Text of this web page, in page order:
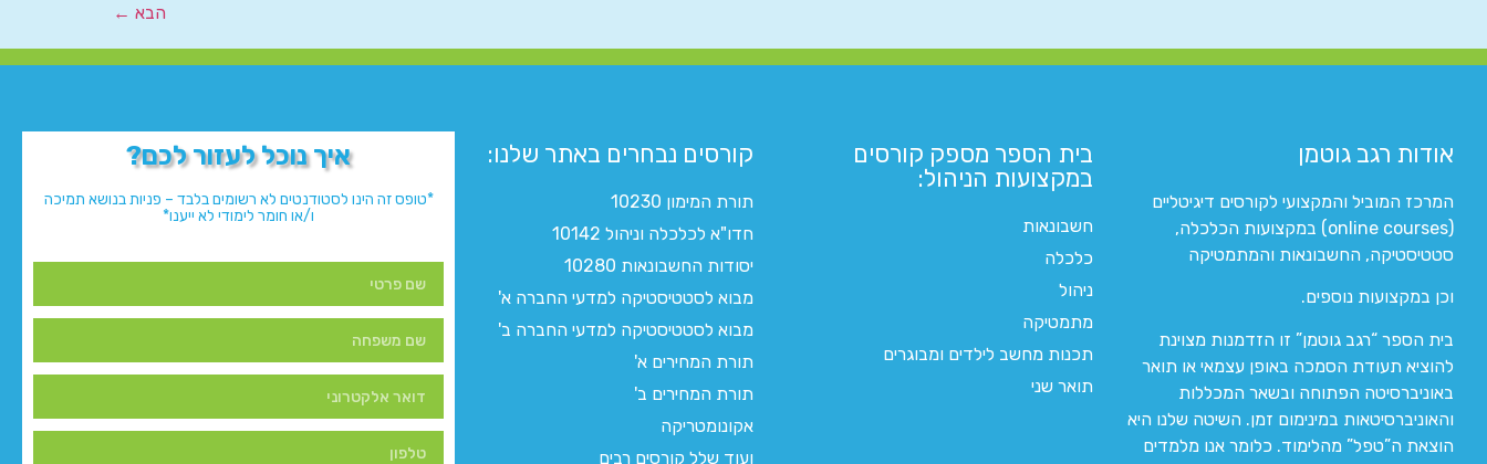
הבא ←
אודות רגב גוטמן
המרכז המוביל והמקצועי לקורסים דיגיטליים
(online courses) במקצועות הכלכלה,
סטטיסטיקה, החשבונאות והמתמטיקה
וכן במקצועות נוספים.
בית הספר “רגב גוטמן” זו הזדמנות מצוינת
להוציא תעודת הסמכה באופן עצמאי או תואר
באוניברסיטה הפתוחה ובשאר המכללות
והאוניברסיטאות במינימום זמן. השיטה שלנו היא
הוצאת ה”טפל” מהלימוד. כלומר אנו מלמדים
בית הספר מספק קורסים
במקצועות הניהול:
חשבונאות
כלכלה
ניהול
מתמטיקה
תכנות מחשב לילדים ומבוגרים
תואר שני
קורסים נבחרים באתר שלנו:​
תורת המימון 10230
חדו"א לכלכלה וניהול 10142
יסודות החשבונאות 10280
מבוא לסטטיסטיקה למדעי החברה א'
מבוא לסטטיסטיקה למדעי החברה ב'
תורת המחירים א'
תורת המחירים ב'
אקונומטריקה
ועוד שלל קורסים רבים
איך נוכל לעזור לכם?
*טופס זה הינו לסטודנטים לא רשומים בלבד – פניות בנושא תמיכה
ו/או חומר לימודי לא ייענו*